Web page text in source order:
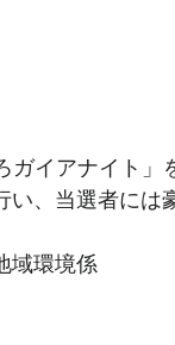
ガイアナイト」
い、当選者には
域環境係